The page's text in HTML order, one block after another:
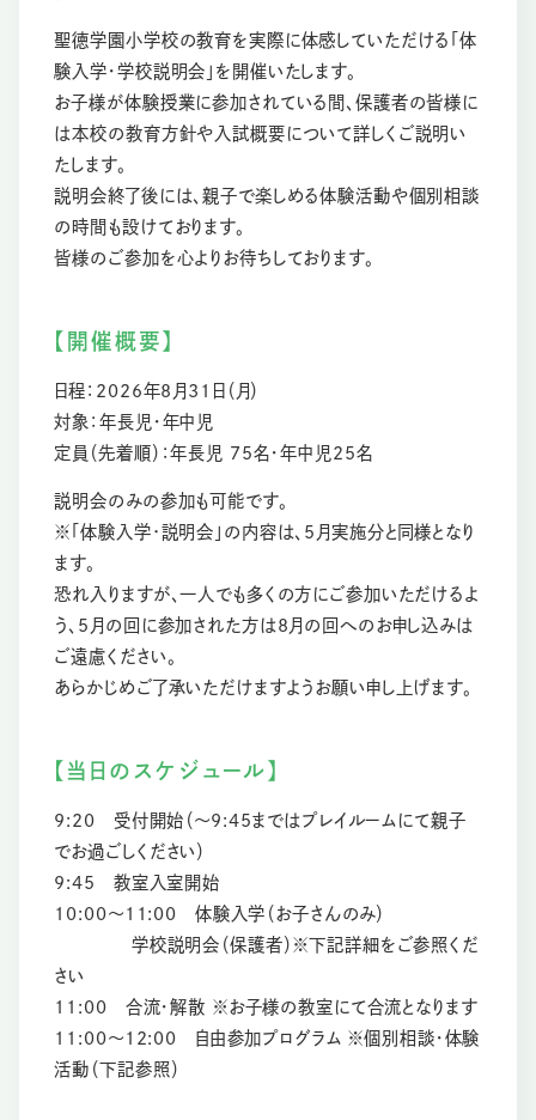
聖徳学園小学校の教育を実際に体感していただける「体
験入学・学校説明会」を開催いたします。
お子様が体験授業に参加されている間、保護者の皆様に
は本校の教育方針や入試概要について詳しくご説明い
たします。
説明会終了後には、親子で楽しめる体験活動や個別相談
の時間も設けております。
皆様のご参加を心よりお待ちしております。
【開催概要】
日程：2026年8月31日（月）
対象：年長児・年中児
定員（先着順）：年長児 75名・年中児25名
説明会のみの参加も可能です。
※「体験入学･説明会」の内容は、5月実施分と同様となり
ます。
恐れ入りますが、一人でも多くの方にご参加いただけるよ
う、5月の回に参加された方は8月の回へのお申し込みは
ご遠慮ください。
あらかじめご了承いただけますようお願い申し上げます。
【当日のスケジュール】
9:20 受付開始（〜9:45まではプレイルームにて親子
でお過ごしください）
9:45 教室入室開始
10:00〜11:00 体験入学（お子さんのみ）
学校説明会（保護者）※下記詳細をご参照くだ
さい
11:00 合流・解散 ※お子様の教室にて合流となります
11:00〜12:00 自由参加プログラム ※個別相談・体験
活動（下記参照）